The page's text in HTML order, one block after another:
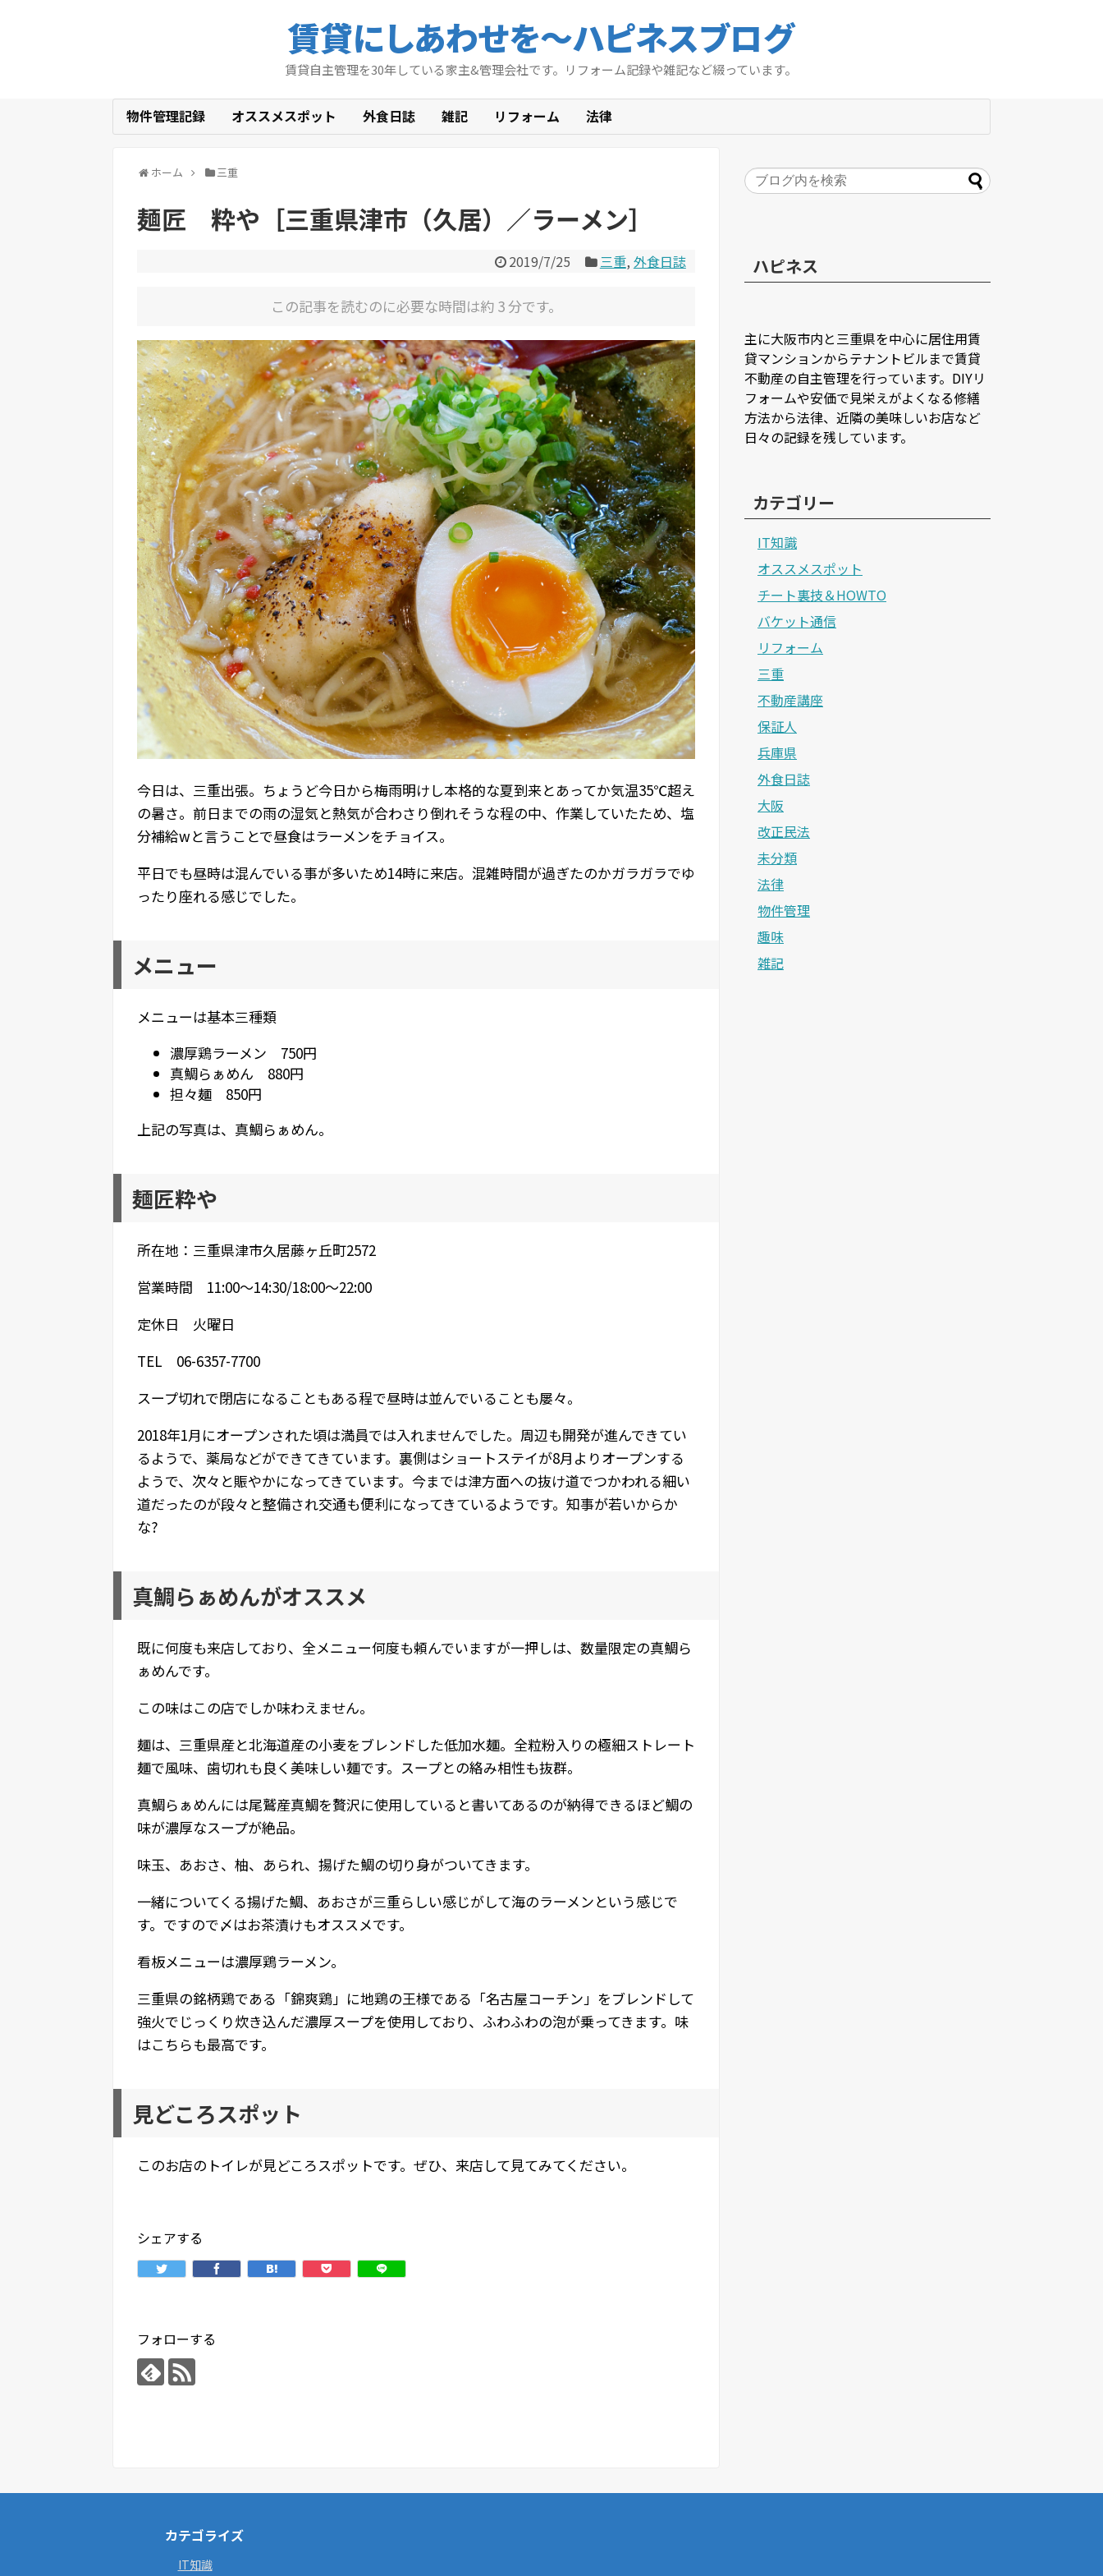
賃貸にしあわせを〜ハピネスブログ
賃貸自主管理を30年している家主&管理会社です。リフォーム記録や雑記など綴っています。
物件管理記録 オススメスポット 外食日誌 雑記 リフォーム 法律
ホーム 三重
麺匠 粋や［三重県津市（久居）／ラーメン］
2019/7/25 三重, 外食日誌
この記事を読むのに必要な時間は約 3 分です。
今日は、三重出張。ちょうど今日から梅雨明けし本格的な夏到来とあってか気温35℃超え
の暑さ。前日までの雨の湿気と熱気が合わさり倒れそうな程の中、作業していたため、塩
分補給wと言うことで昼食はラーメンをチョイス。
平日でも昼時は混んでいる事が多いため14時に来店。混雑時間が過ぎたのかガラガラでゆ
ったり座れる感じでした。
メニュー
メニューは基本三種類
濃厚鶏ラーメン 750円
真鯛らぁめん 880円
担々麺 850円
上記の写真は、真鯛らぁめん。
麺匠粋や
所在地：三重県津市久居藤ヶ丘町2572
営業時間 11:00～14:30/18:00〜22:00
定休日 火曜日
TEL 06-6357-7700
スープ切れで閉店になることもある程で昼時は並んでいることも屡々。
2018年1月にオープンされた頃は満員では入れませんでした。周辺も開発が進んできてい
るようで、薬局などができてきています。裏側はショートステイが8月よりオープンする
ようで、次々と賑やかになってきています。今までは津方面への抜け道でつかわれる細い
道だったのが段々と整備され交通も便利になってきているようです。知事が若いからか
な?
真鯛らぁめんがオススメ
既に何度も来店しており、全メニュー何度も頼んでいますが一押しは、数量限定の真鯛ら
ぁめんです。
この味はこの店でしか味わえません。
麺は、三重県産と北海道産の小麦をブレンドした低加水麺。全粒粉入りの極細ストレート
麺で風味、歯切れも良く美味しい麺です。スープとの絡み相性も抜群。
真鯛らぁめんには尾鷲産真鯛を贅沢に使用していると書いてあるのが納得できるほど鯛の
味が濃厚なスープが絶品。
味玉、あおさ、柚、あられ、揚げた鯛の切り身がついてきます。
一緒についてくる揚げた鯛、あおさが三重らしい感じがして海のラーメンという感じで
す。ですので〆はお茶漬けもオススメです。
看板メニューは濃厚鶏ラーメン。
三重県の銘柄鶏である「錦爽鶏」に地鶏の王様である「名古屋コーチン」をブレンドして
強火でじっくり炊き込んだ濃厚スープを使用しており、ふわふわの泡が乗ってきます。味
はこちらも最高です。
見どころスポット
このお店のトイレが見どころスポットです。ぜひ、来店して見てみてください。
シェアする
フォローする
ハピネス
主に大阪市内と三重県を中心に居住用賃
貸マンションからテナントビルまで賃貸
不動産の自主管理を行っています。DIYリ
フォームや安価で見栄えがよくなる修繕
方法から法律、近隣の美味しいお店など
日々の記録を残しています。
カテゴリー
IT知識
オススメスポット
チート裏技＆HOWTO
バケット通信
リフォーム
三重
不動産講座
保証人
兵庫県
外食日誌
大阪
改正民法
未分類
法律
物件管理
趣味
雑記
カテゴライズ
IT知識